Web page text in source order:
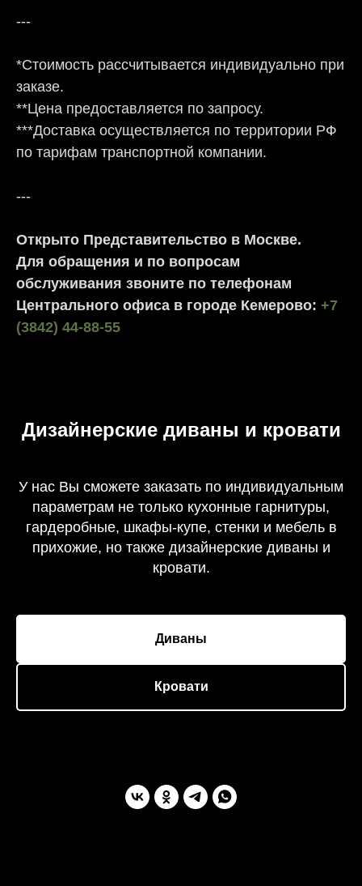
---
*Стоимость рассчитывается индивидуально при
заказе.
**Цена предоставляется по запросу.
***Доставка осуществляется по территории РФ
по тарифам транспортной компании.
---
Открыто Представительство в Москве.
Для обращения и по вопросам
обслуживания звоните по телефонам
Центрального офиса в городе Кемерово: +7
(3842) 44-88-55
Дизайнерские диваны и кровати
У нас Вы сможете заказать по индивидуальным
параметрам не только кухонные гарнитуры,
гардеробные, шкафы-купе, стенки и мебель в
прихожие, но также дизайнерские диваны и
кровати.
Диваны
Кровати